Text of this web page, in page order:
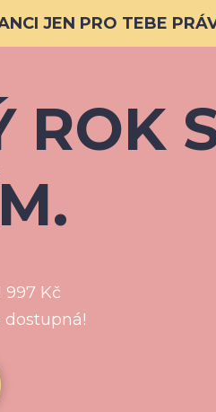
JEN PRO TEBE
ROK
997 Kč